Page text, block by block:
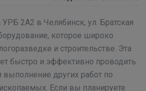
УРБ 2А2 в Челябинск, ул. Братская
которое широко
и строительстве. Эта
быстро и эффективно проводить
других работ по
Если вы планируете